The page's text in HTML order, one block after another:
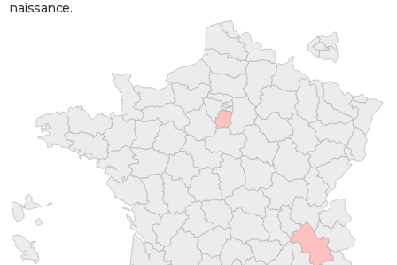
naissance.